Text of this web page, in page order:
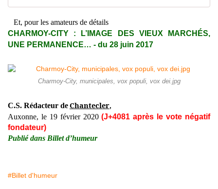
Et, pour les amateurs de détails
CHARMOY-CITY : L’IMAGE DES VIEUX MARCHÉS,
UNE PERMANENCE… - du 28 juin 2017
Charmoy-City, municipales, vox populi, vox dei.jpg
C.S. Rédacteur deChantecler,
Auxonne, le 19 février 2020 (J+4081 après le vote négatif
fondateur)
Publié dans Billet d’humeur
#Billet d'humeur